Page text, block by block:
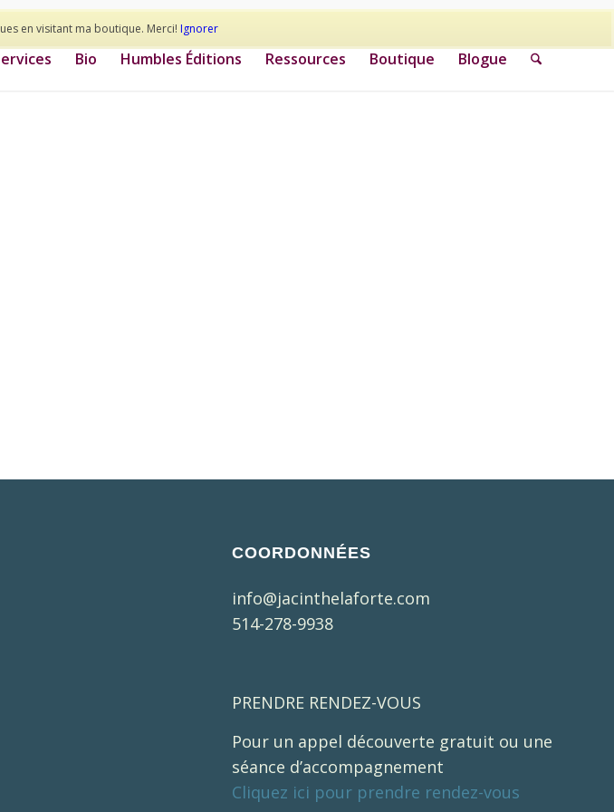
en visitant ma boutique. Merci! Ignorer
Bio Humbles Éditions Ressources Boutique Blogue
COORDONNÉES
info@jacinthelaforte.com
514-278-9938
PRENDRE RENDEZ-VOUS
Pour un appel découverte gratuit ou une
séance d’accompagnement
Cliquez ici pour prendre rendez-vous